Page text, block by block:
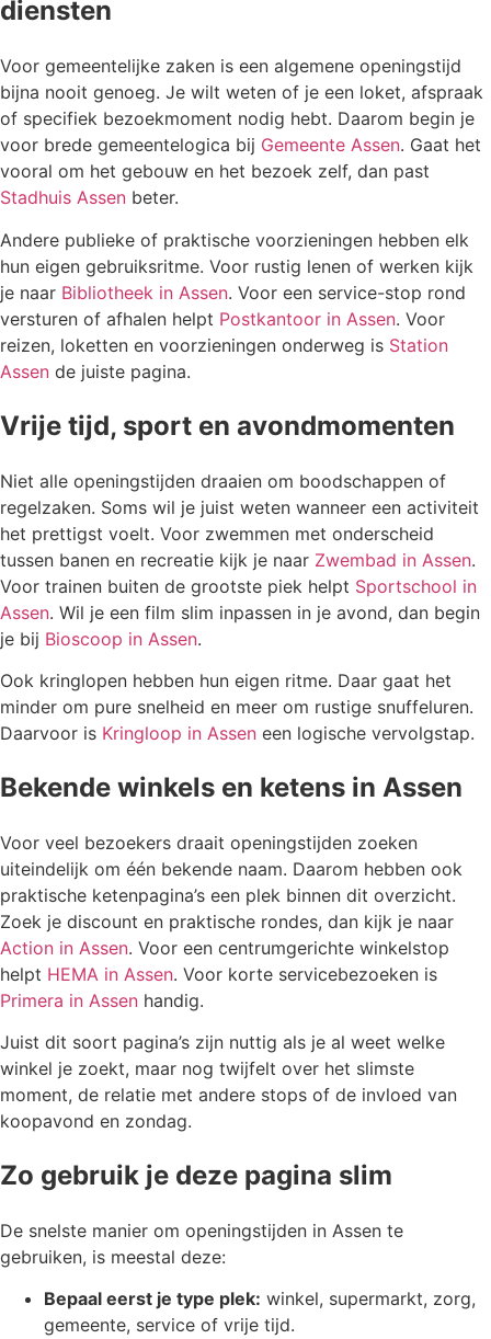
diensten
Voor gemeentelijke zaken is een algemene openingstijd
bijna nooit genoeg. Je wilt weten of je een loket, afspraak
of specifiek bezoekmoment nodig hebt. Daarom begin je
voor brede gemeentelogica bij Gemeente Assen. Gaat het
vooral om het gebouw en het bezoek zelf, dan past
Stadhuis Assen beter.
Andere publieke of praktische voorzieningen hebben elk
hun eigen gebruiksritme. Voor rustig lenen of werken kijk
je naar Bibliotheek in Assen. Voor een service-stop rond
versturen of afhalen helpt Postkantoor in Assen. Voor
reizen, loketten en voorzieningen onderweg is Station
Assen de juiste pagina.
Vrije tijd, sport en avondmomenten
Niet alle openingstijden draaien om boodschappen of
regelzaken. Soms wil je juist weten wanneer een activiteit
het prettigst voelt. Voor zwemmen met onderscheid
tussen banen en recreatie kijk je naar Zwembad in Assen.
Voor trainen buiten de grootste piek helpt Sportschool in
Assen. Wil je een film slim inpassen in je avond, dan begin
je bij Bioscoop in Assen.
Ook kringlopen hebben hun eigen ritme. Daar gaat het
minder om pure snelheid en meer om rustige snuffeluren.
Daarvoor is Kringloop in Assen een logische vervolgstap.
Bekende winkels en ketens in Assen
Voor veel bezoekers draait openingstijden zoeken
uiteindelijk om één bekende naam. Daarom hebben ook
praktische ketenpagina’s een plek binnen dit overzicht.
Zoek je discount en praktische rondes, dan kijk je naar
Action in Assen. Voor een centrumgerichte winkelstop
helpt HEMA in Assen. Voor korte servicebezoeken is
Primera in Assen handig.
Juist dit soort pagina’s zijn nuttig als je al weet welke
winkel je zoekt, maar nog twijfelt over het slimste
moment, de relatie met andere stops of de invloed van
koopavond en zondag.
Zo gebruik je deze pagina slim
De snelste manier om openingstijden in Assen te
gebruiken, is meestal deze:
Bepaal eerst je type plek: winkel, supermarkt, zorg,
gemeente, service of vrije tijd.